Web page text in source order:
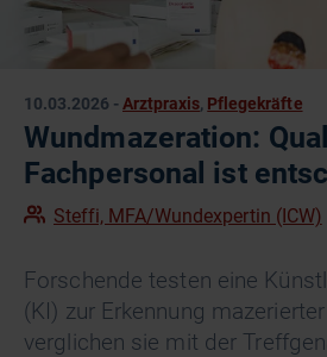
10.03.2026 -Arztpraxis, Pflegekräfte
Wundmazeration:
Fachpersonal ist
Steffi, MFA/Wundexpertin (ICW)
Forschende testen eine
(KI) zur Erkennung
verglichen sie mit der